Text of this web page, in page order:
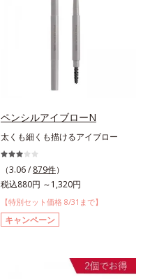
ペンシルアイブローN
太くも細くも描けるアイブロー
（3.06 / 879件）
税込880円 ～1,320円
【特別セット価格 8/31まで】
キャンペーン